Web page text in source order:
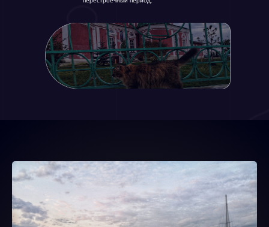
Путешествия
Подробнее
Подробнее